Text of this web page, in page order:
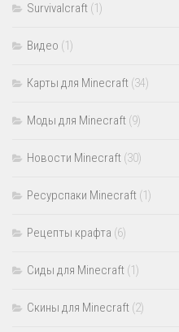
Survivalcraft (1)
Видео (1)
Карты для Minecraft (34)
Моды для Minecraft (9)
Новости Minecraft (30)
Ресурспаки Minecraft (1)
Рецепты крафта (6)
Сиды для Minecraft (1)
Скины для Minecraft (2)